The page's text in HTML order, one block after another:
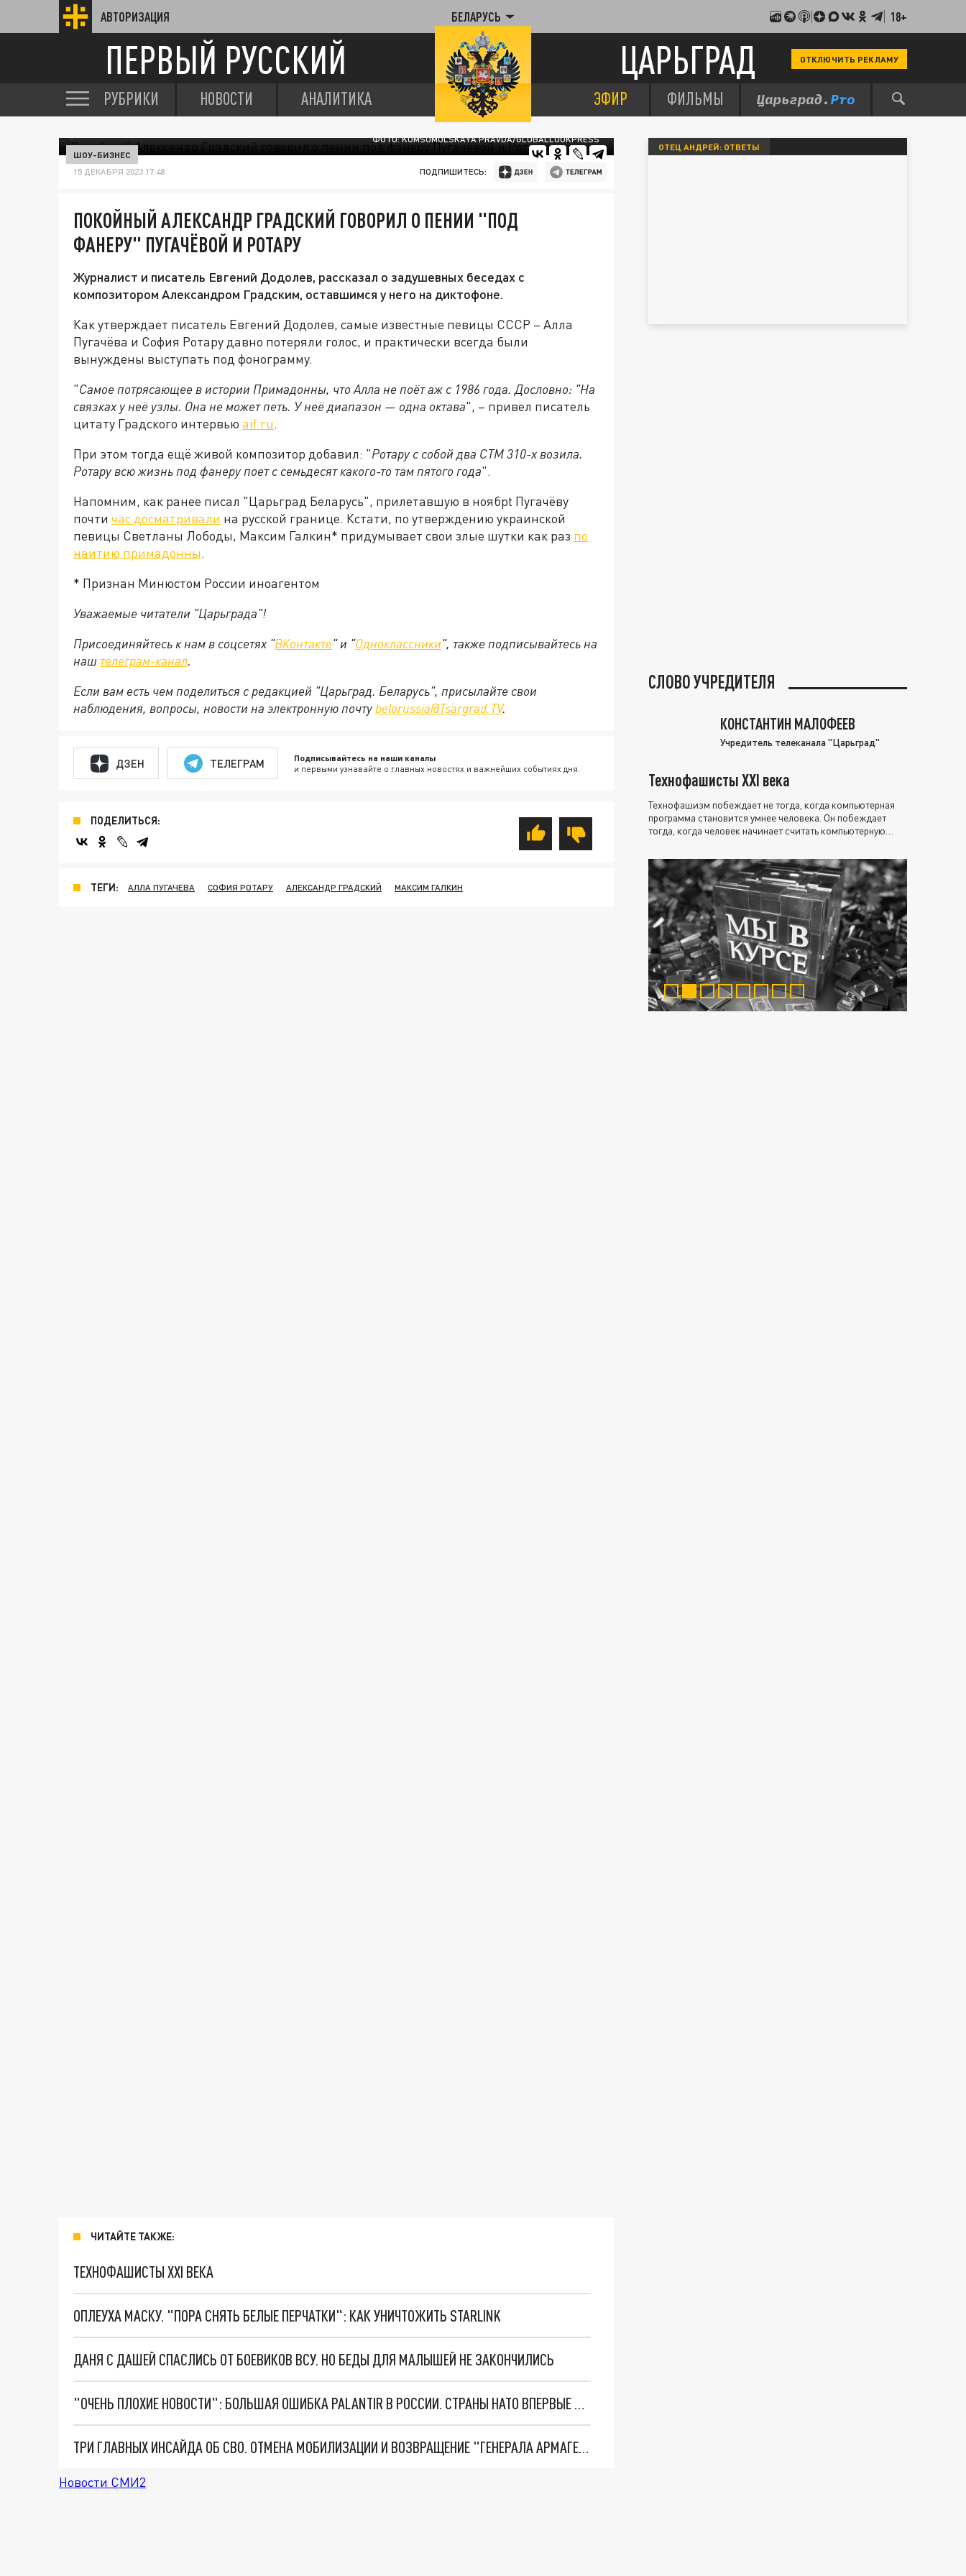
АВТОРИЗАЦИЯ БЕЛАРУСЬ 18+
ПЕРВЫЙ РУССКИЙ ЦАРЬГРАД ОТКЛЮЧИТЬ РЕКЛАМУ
РУБРИКИ НОВОСТИ АНАЛИТИКА ЭФИР ФИЛЬМЫ
ФОТО: KOMSOMOLSKAYA PRAVDA/GLOBALLOOKPRESS
ШОУ-БИЗНЕС
15 ДЕКАБРЯ 2023 17:48 ПОДПИШИТЕСЬ:
ПОКОЙНЫЙ АЛЕКСАНДР ГРАДСКИЙ ГОВОРИЛ О ПЕНИИ "ПОД
ФАНЕРУ" ПУГАЧЁВОЙ И РОТАРУ
Журналист и писатель Евгений Додолев, рассказал о задушевных беседах с
композитором Александром Градским, оставшимся у него на диктофоне.
Как утверждает писатель Евгений Додолев, самые известные певицы СССР – Алла
Пугачёва и София Ротару давно потеряли голос, и практически всегда были
вынуждены выступать под фонограмму.
"Самое потрясающее в истории Примадонны, что Алла не поёт аж с 1986 года. Дословно: "На
связках у неё узлы. Она не может петь. У неё диапазон — одна октава", – привел писатель
цитату Градского интервью aif.ru.
При этом тогда ещё живой композитор добавил: "Ротару с собой два СТМ 310-х возила.
Ротару всю жизнь под фанеру поет с семьдесят какого-то там пятого года".
Напомним, как ранее писал "Царьград Беларусь", прилетавшую в ноябрt Пугачёву
почти час досматривали на русской границе. Кстати, по утверждению украинской
певицы Светланы Лободы, Максим Галкин* придумывает свои злые шутки как раз по
наитию примадонны.
* Признан Минюстом России иноагентом
Уважаемые читатели "Царьграда"!
Присоединяйтесь к нам в соцсетях "ВКонтакте" и "Одноклассники", также подписывайтесь на
наш телеграм-канал.
Если вам есть чем поделиться с редакцией "Царьград. Беларусь", присылайте свои
наблюдения, вопросы, новости на электронную почту belorussia@Tsargrad.TV.
ДЗЕН ТЕЛЕГРАМ Подписывайтесь на наши каналы
и первыми узнавайте о главных новостях и важнейших событиях дня.
ПОДЕЛИТЬСЯ:
ТЕГИ: АЛЛА ПУГАЧЕВА СОФИЯ РОТАРУ АЛЕКСАНДР ГРАДСКИЙ МАКСИМ ГАЛКИН
ЧИТАЙТЕ ТАКЖЕ:
ТЕХНОФАШИСТЫ XXI ВЕКА
ОПЛЕУХА МАСКУ. "ПОРА СНЯТЬ БЕЛЫЕ ПЕРЧАТКИ": КАК УНИЧТОЖИТЬ STARLINK
ДАНЯ С ДАШЕЙ СПАСЛИСЬ ОТ БОЕВИКОВ ВСУ. НО БЕДЫ ДЛЯ МАЛЫШЕЙ НЕ ЗАКОНЧИЛИСЬ
"ОЧЕНЬ ПЛОХИЕ НОВОСТИ": БОЛЬШАЯ ОШИБКА PALANTIR В РОССИИ. СТРАНЫ НАТО ВПЕРВЫЕ ЗА СВО ОСТАНОВИЛИ ПОСТАВКИ ОРУЖИЯ. ВСУ ТЕРЯЮТ ПРИГРАНИЧЬЕ?
ТРИ ГЛАВНЫХ ИНСАЙДА ОБ СВО. ОТМЕНА МОБИЛИЗАЦИИ И ВОЗВРАЩЕНИЕ "ГЕНЕРАЛА АРМАГЕДДОНА"? ОТЛИЧНЫЕ НОВОСТИ, КОТОРЫЕ ЖДАЛИ ВСЕ
Новости СМИ2
ОТЕЦ АНДРЕЙ: ОТВЕТЫ
СЛОВО УЧРЕДИТЕЛЯ
КОНСТАНТИН МАЛОФЕЕВ
Учредитель телеканала "Царьград"
Технофашисты XXI века
Технофашизм побеждает не тогда, когда компьютерная
программа становится умнее человека. Он побеждает
тогда, когда человек начинает считать компьютерную